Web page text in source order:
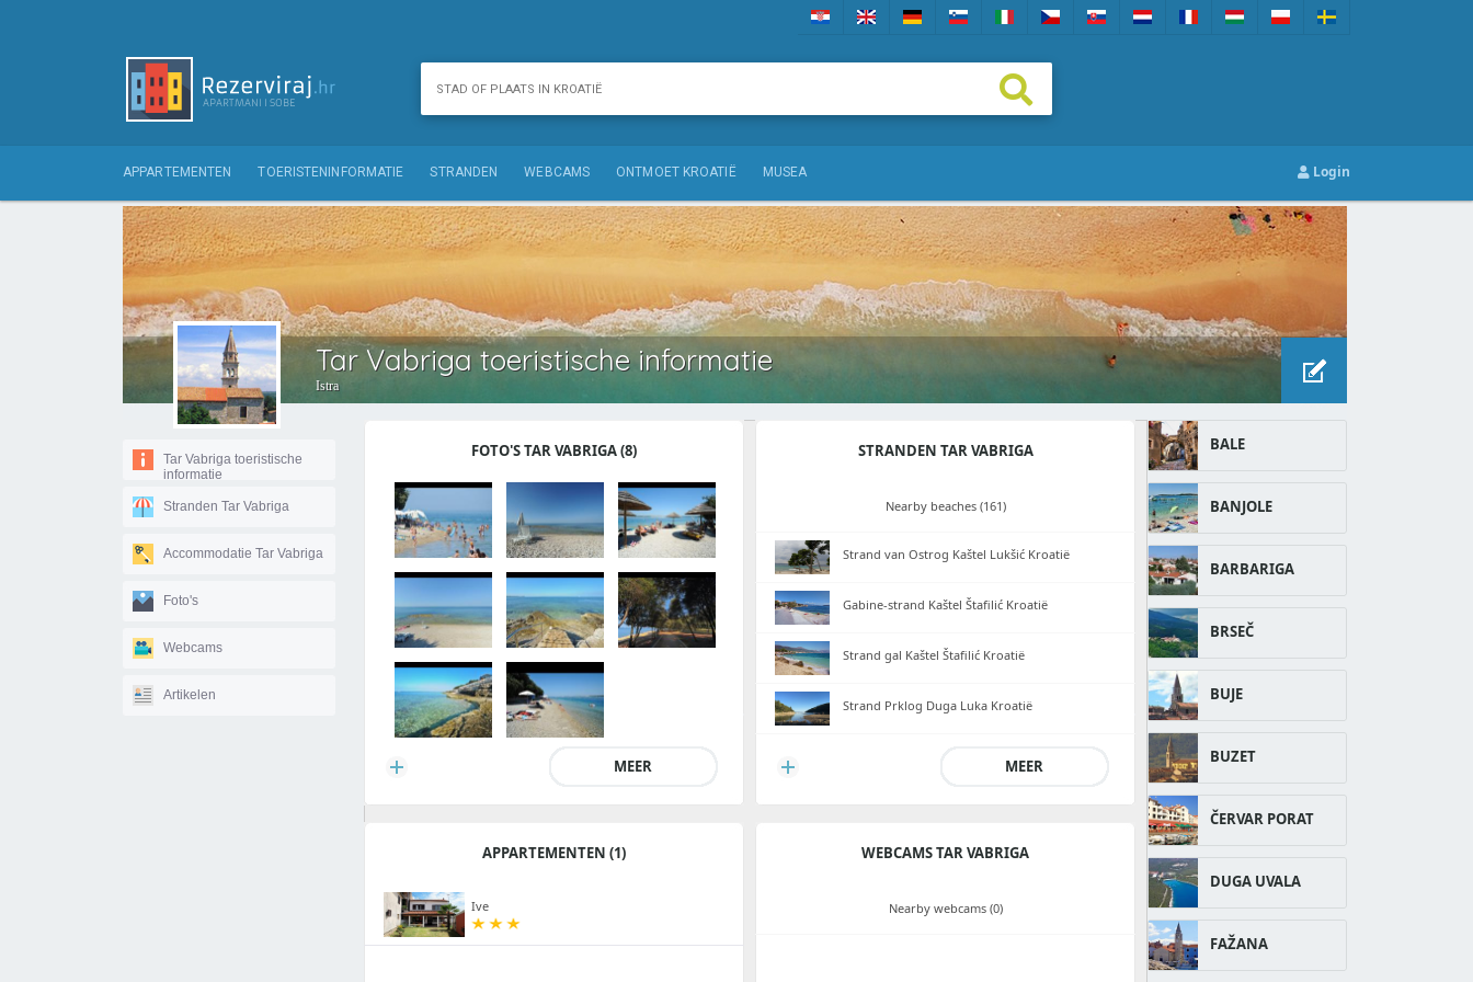
APPARTEMENTEN TOERISTENINFORMATIE STRANDEN WEBCAMS ONTMOET KROATIË MUSEA Login
Tar Vabriga toeristische informatie
Istra
Tar Vabriga toeristische
informatie
Stranden Tar Vabriga
Accommodatie Tar Vabriga
Foto's
Webcams
Artikelen
FOTO'S TAR VABRIGA (8)
MEER
APPARTEMENTEN (1)
Ive
STRANDEN TAR VABRIGA
Nearby beaches (161)
Strand van Ostrog Kaštel Lukšić Kroatië
Gabine-strand Kaštel Štafilić Kroatië
Strand gal Kaštel Štafilić Kroatië
Strand Prklog Duga Luka Kroatië
MEER
WEBCAMS TAR VABRIGA
Nearby webcams (0)
BALE
BANJOLE
BARBARIGA
BRSEČ
BUJE
BUZET
ČERVAR PORAT
DUGA UVALA
FAŽANA